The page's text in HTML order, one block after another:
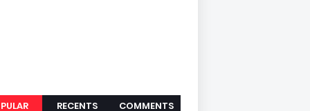
RECENTS COMMENTS